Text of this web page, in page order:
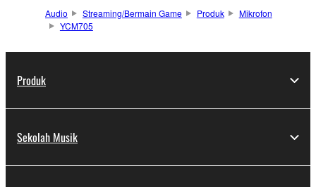
Audio Streaming/Bermain Game Produk
Mikrofon
YCM705
Produk
Sekolah Musik